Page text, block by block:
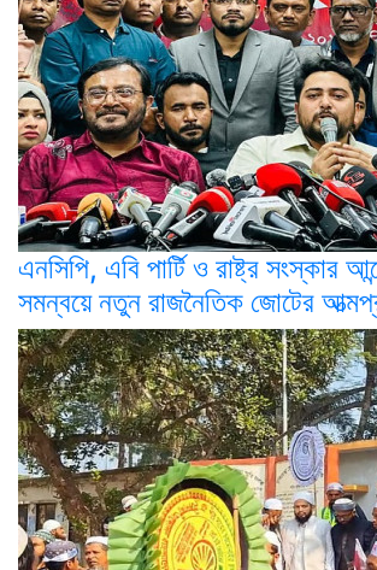
এনসিপি, এবি পার্টি ও রাষ্ট্র সংস্কার
সমন্বয়ে নতুন রাজনৈতিক জোটের